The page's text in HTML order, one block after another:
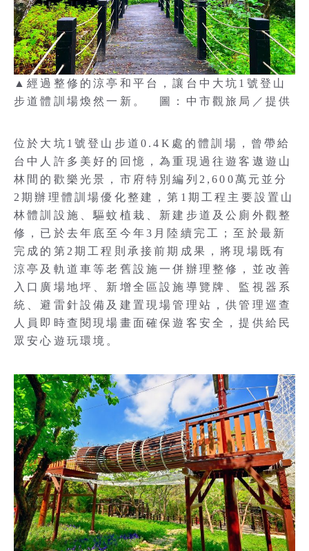
▲經過整修的涼亭和平台，讓台中大坑1號登山
步道體訓場煥然一新。 圖：中市觀旅局／提供
位於大坑1號登山步道0.4K處的體訓場，曾帶給
台中人許多美好的回憶，為重現過往遊客遨遊山
林間的歡樂光景，市府特別編列2,600萬元並分
2期辦理體訓場優化整建，第1期工程主要設置山
林體訓設施、驅蚊植栽、新建步道及公廁外觀整
修，已於去年底至今年3月陸續完工；至於最新
完成的第2期工程則承接前期成果，將現場既有
涼亭及軌道車等老舊設施一併辦理整修，並改善
入口廣場地坪、新增全區設施導覽牌、監視器系
統、避雷針設備及建置現場管理站，供管理巡查
人員即時查閱現場畫面確保遊客安全，提供給民
眾安心遊玩環境。